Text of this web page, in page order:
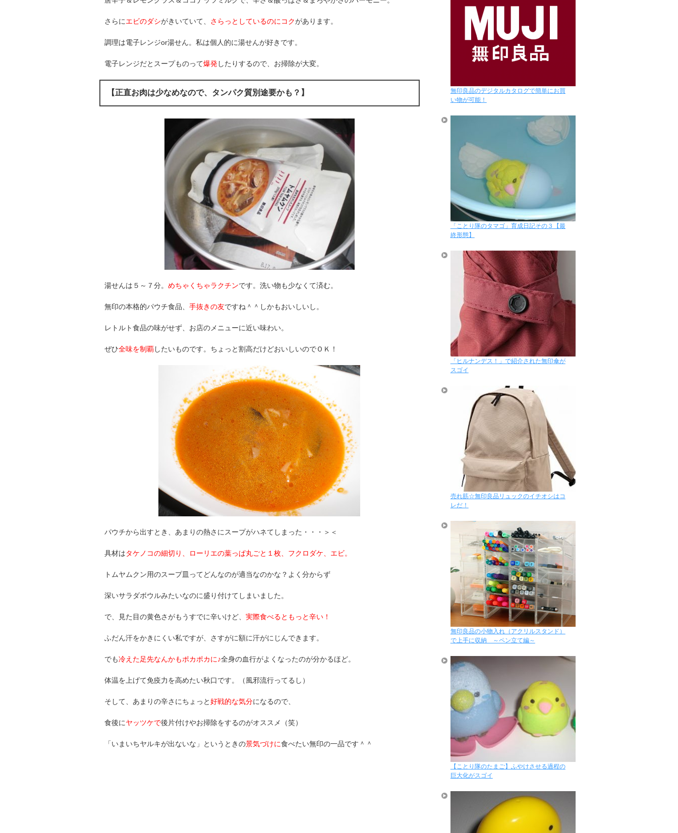
さらにエビのダシがきいていて、 さらっとしているのにコクがあります。
調理は電子レンジor湯せん。私は個人的に湯せんが好きです。
電子レンジだとスープものって爆発 したりするので、お掃除が大変。
【正直お肉は少なめなので、タンパク質別途要かも？】
湯せんは５～７分。 めちゃくちゃラクチンです。洗い物も少なくて済む。
無印の本格的パウチ食品、 手抜きの友ですね＾＾しかもおいしいし。
レトルト食品の味がせず、お店のメニューに近い味わい。
ぜひ全味を制覇したいものです。ちょっと割高だけどおいしいのでＯＫ！
パウチから出すとき、あまりの熱さにスープがハネてしまった・・・＞＜
具材はタケノコの細切り、ローリエの葉っぱ丸ごと１枚、フクロダケ、エビ。
トムヤムクン用のスープ皿ってどんなのが適当なのかな？よく分からず
深いサラダボウルみたいなのに盛り付けてしまいました。
で、見た目の黄色さがもうすでに辛いけど、 実際食べるともっと辛い！
ふだん汗をかきにくい私ですが、さすがに額に汗がにじんできます。
でも冷えた足先なんかもポカポカに♪全身の血行がよくなったのが分かるほど。
体温を上げて免疫力を高めたい秋口です。（風邪流行ってるし）
そして、あまりの辛さにちょっと好戦的な気分になるので、
食後にヤッツケで後片付けやお掃除をするのがオススメ（笑）
「いまいちヤルキが出ないな」というときの景気づけに食べたい無印の一品です＾＾
無印良品のデジタルカタログで簡単にお買
い物が可能！
「ことり隊のタマゴ」育成日記その３【最
終形態】
「ヒルナンデス！」で紹介された無印傘が
スゴイ
売れ筋☆無印良品リュックのイチオシはコ
レだ！
無印良品の小物入れ（アクリルスタンド）
で上手に収納 ～ペン立て編～
【ことり隊のたまご】ふやけさせる過程の
巨大化がスゴイ